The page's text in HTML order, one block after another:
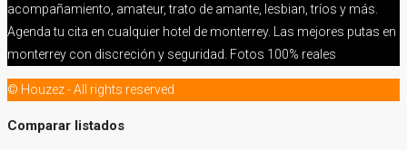
acompañamiento, amateur, trato de amante, lesbian, tríos y más.
Agenda tu cita en cualquier hotel de monterrey. Las mejores putas en
monterrey con discreción y seguridad. Fotos 100% reales
© Houzez - All rights reserved
Comparar listados